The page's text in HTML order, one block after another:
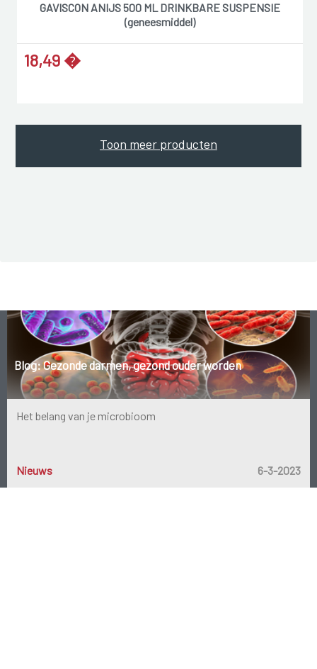
GAVISCON ANIJS 500 ML DRINKBARE SUSPENSIE
(geneesmiddel)
18,49 �
Toon meer producten
Blog: Gezonde darmen, gezond ouder worden
Het belang van je microbioom
Nieuws 6-3-2023